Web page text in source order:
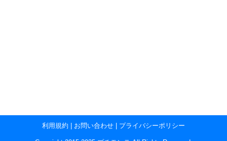
利用規約 お問い合わせ プライバシーポリシー